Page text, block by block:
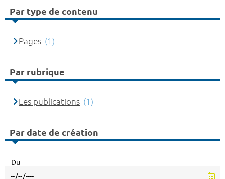
Par type de contenu
Pages (1)
Par rubrique
Les publications (1)
Par date de création
Du